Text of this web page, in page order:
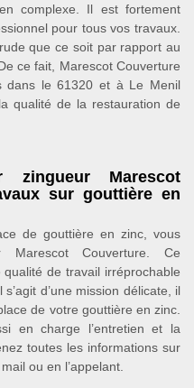
complexe. Il est fortement
pour tous vos travaux.
que ce soit par rapport au
ce fait, Marescot Couverture
dans le 61320 et à Le Menil
qualité de la restauration de
zingueur Marescot
sur gouttière en
de gouttière en zinc, vous
Marescot Couverture. Ce
de travail irréprochable
d’une mission délicate, il
de votre gouttière en zinc.
en charge l’entretien et la
toutes les informations sur
ou en l’appelant.